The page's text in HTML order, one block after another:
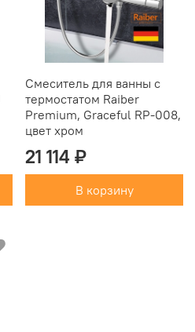
Смеситель для ванны с
термостатом Raiber
Premium, Graceful RP-008,
цвет хром
21 114 ₽
В корзину